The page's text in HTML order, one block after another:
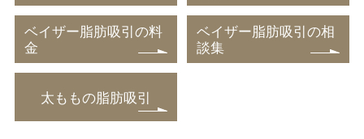
ベイザー脂肪吸引の料
金
ベイザー脂肪吸引の相
談集
太ももの脂肪吸引